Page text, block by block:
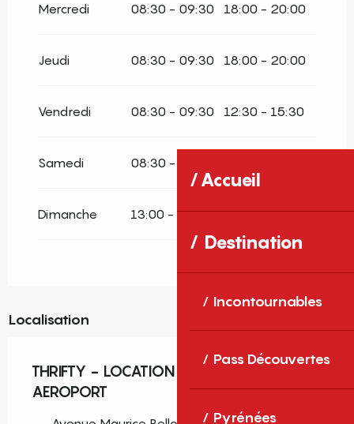
Accueil
Destination
Incontournables
Pass Découvertes
Pyrénées
Mercredi 08:30 - 09:30 18:00 - 20:00
Jeudi 08:30 - 09:30 18:00 - 20:00
Vendredi 08:30 - 09:30 12:30 - 15:30
Samedi 08:30 - 12:00
Dimanche 13:00 - 20:00
Localisation
THRIFTY - LOCATION DE VOITURES
AEROPORT